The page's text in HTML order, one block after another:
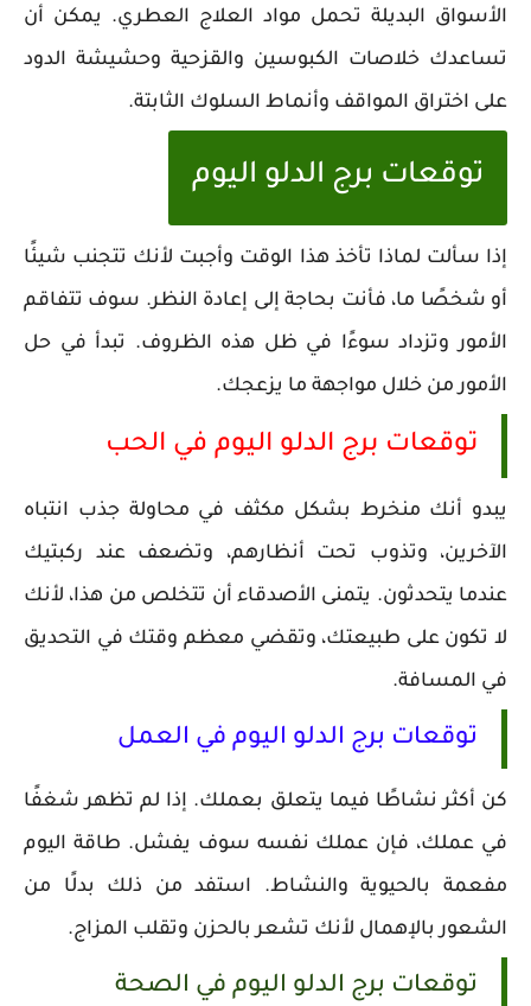
الأسواق البديلة تحمل مواد العلاج العطري. يمكن أن
تساعدك خلاصات الكبوسين والقزحية وحشيشة الدود
على اختراق المواقف وأنماط السلوك الثابتة.
توقعات برج الدلو اليوم
إذا سألت لماذا تأخذ هذا الوقت وأجبت لأنك تتجنب شيئًا
أو شخصًا ما، فأنت بحاجة إلى إعادة النظر. سوف تتفاقم
الأمور وتزداد سوءًا في ظل هذه الظروف. تبدأ في حل
الأمور من خلال مواجهة ما يزعجك.
توقعات برج الدلو اليوم في الحب
يبدو أنك منخرط بشكل مكثف في محاولة جذب انتباه
الآخرين، وتذوب تحت أنظارهم، وتضعف عند ركبتيك
عندما يتحدثون. يتمنى الأصدقاء أن تتخلص من هذا، لأنك
لا تكون على طبيعتك، وتقضي معظم وقتك في التحديق
في المسافة.
توقعات برج الدلو اليوم في العمل
كن أكثر نشاطًا فيما يتعلق بعملك. إذا لم تظهر شغفًا
في عملك، فإن عملك نفسه سوف يفشل. طاقة اليوم
مفعمة بالحيوية والنشاط. استفد من ذلك بدلًا من
الشعور بالإهمال لأنك تشعر بالحزن وتقلب المزاج.
توقعات برج الدلو اليوم في الصحة